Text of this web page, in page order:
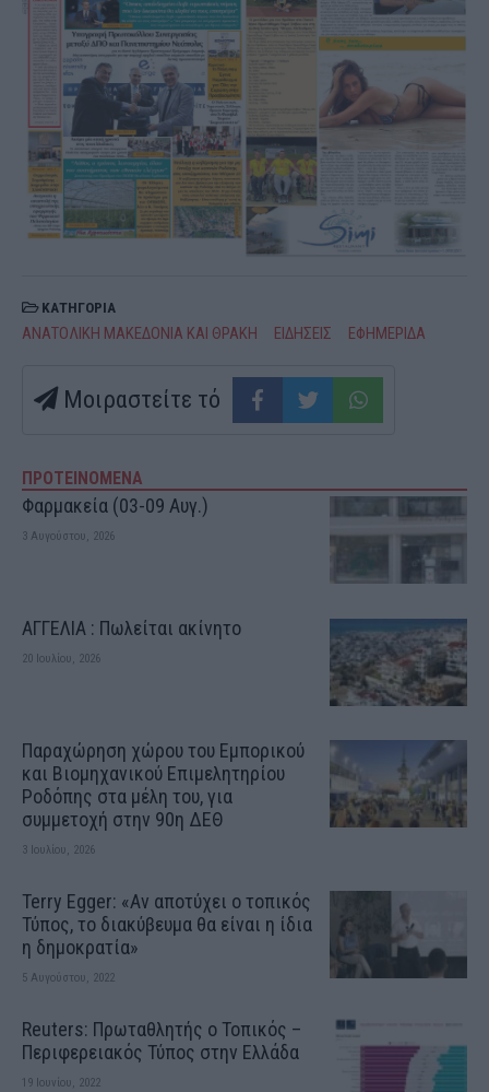
ΚΑΤΗΓΟΡΙΑ
ΑΝΑΤΟΛΙΚΗ ΜΑΚΕΔΟΝΙΑ ΚΑΙ ΘΡΑΚΗ ΕΙΔΗΣΕΙΣ ΕΦΗΜΕΡΙΔΑ
Μοιραστείτε τό
ΠΡΟΤΕΙΝΟΜΕΝΑ
Φαρμακεία (03-09 Αυγ.)
3 Αυγούστου, 2026
ΑΓΓΕΛΙΑ : Πωλείται ακίνητο
20 Ιουλίου, 2026
Παραχώρηση χώρου του Εμπορικού
και Βιομηχανικού Επιμελητηρίου
Ροδόπης στα μέλη του, για
συμμετοχή στην 90η ΔΕΘ
3 Ιουλίου, 2026
Terry Egger: «Αν αποτύχει ο τοπικός
Τύπος, το διακύβευμα θα είναι η ίδια
η δημοκρατία»
5 Αυγούστου, 2022
Reuters: Πρωταθλητής ο Τοπικός –
Περιφερειακός Τύπος στην Ελλάδα
19 Ιουνίου, 2022